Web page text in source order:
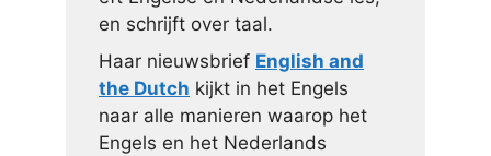
en schrijft over taal.
Haar nieuwsbrief English and
the Dutch kijkt in het Engels
naar alle manieren waarop het
Engels en het Nederlands